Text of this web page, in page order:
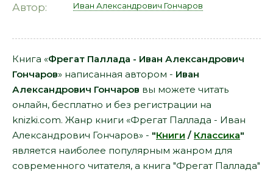
Автор: Иван Александрович Гончаров
Книга «Фрегат Паллада - Иван Александрович
Гончаров» написанная автором - Иван
Александрович Гончаров вы можете читать
онлайн, бесплатно и без регистрации на
knizki.com. Жанр книги «Фрегат Паллада - Иван
Александрович Гончаров» - "Книги / Классика"
является наиболее популярным жанром для
современного читателя, а книга "Фрегат Паллада"